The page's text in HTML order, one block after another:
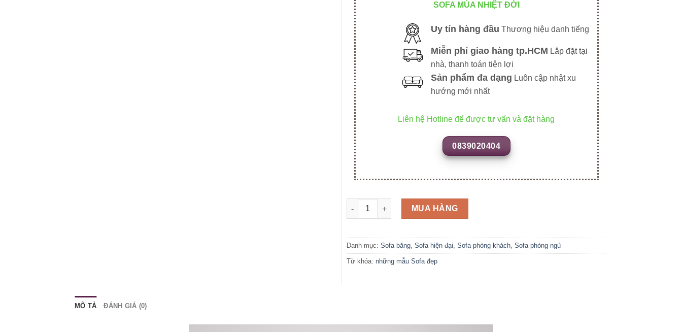
SOFA MÙA NHIỆT ĐỚI
Uy tín hàng đầu Thương hiệu danh tiếng
Miễn phí giao hàng tp.HCM Lắp đặt tại
nhà, thanh toán tiện lợi
Sản phẩm đa dạng Luôn cập nhật xu
hướng mới nhất
Liên hệ Hotline để được tư vấn và đặt hàng
0839020404
SFB52 số lượng MUA HÀNG
Danh mục: Sofa băng, Sofa hiện đại, Sofa phòng khách, Sofa phòng ngủ
Từ khóa: những mẫu Sofa đẹp
MÔ TẢ ĐÁNH GIÁ (0)